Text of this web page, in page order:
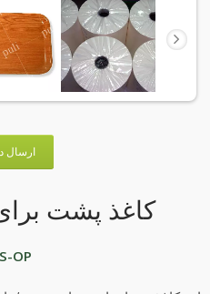
ارسال
کاغذ پشت
OP